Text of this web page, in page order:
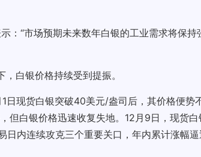
“市场预期未来数年白银的工业需求将保持
白银价格持续受到提振。
现货白银突破40美元/盎司后，其价格便势
但白银价格迅速收复失地。12月9日，现货
内连续攻克三个重要关口，年内累计涨幅